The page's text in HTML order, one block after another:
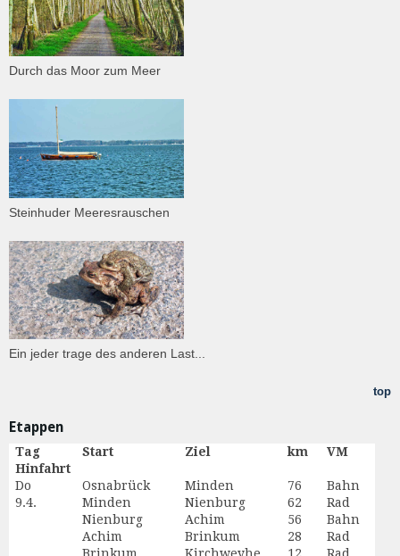
Durch das Moor zum Meer
Steinhuder Meeresrauschen
Ein jeder trage des anderen Last...
top
Etappen
Tag Start Ziel km
VM
Hinfahrt
Do
Osnabrück Minden 76
Bahn
9.4.
Minden Nienburg 62
Rad
Nienburg
Achim 56
Bahn
Achim
Brinkum 28
Rad